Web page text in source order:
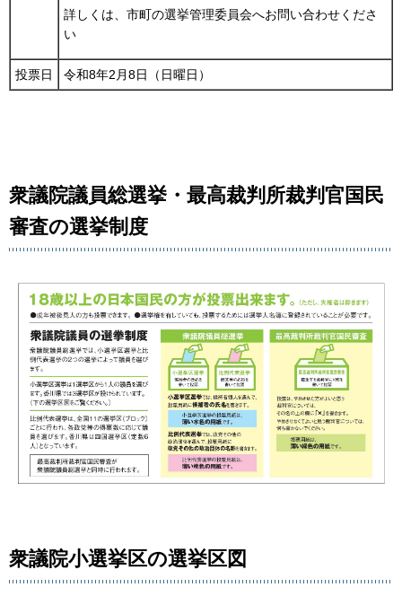
詳しくは、市町の選挙管理委員会へお問い合わせくださ
い
投票日 令和8年2月8日（日曜日）
衆議院議員総選挙・最高裁判所裁判官国民
審査の選挙制度
衆議院小選挙区の選挙区図